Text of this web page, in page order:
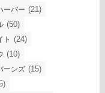
ーパー (21)
(50)
ト (24)
(10)
ーンズ (15)